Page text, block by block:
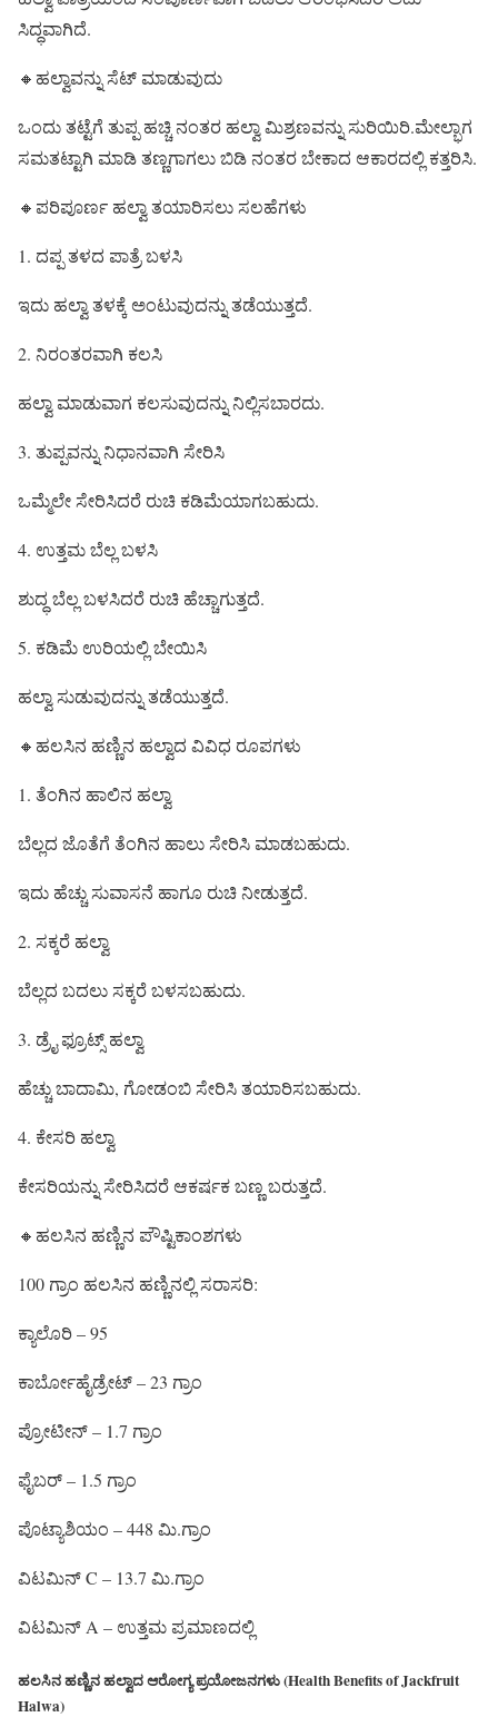
ಸಿದ್ಧವಾಗಿದೆ.
🔸ಹಲ್ವಾವನ್ನು ಸೆಟ್ ಮಾಡುವುದು
ಒಂದು ತಟ್ಟೆಗೆ ತುಪ್ಪ ಹಚ್ಚಿ ನಂತರ ಹಲ್ವಾ ಮಿಶ್ರಣವನ್ನು ಸುರಿಯಿರಿ.ಮೇಲ್ಭಾಗ
ಸಮತಟ್ಟಾಗಿ ಮಾಡಿ ತಣ್ಣಗಾಗಲು ಬಿಡಿ ನಂತರ ಬೇಕಾದ ಆಕಾರದಲ್ಲಿ ಕತ್ತರಿಸಿ.
🔸ಪರಿಪೂರ್ಣ ಹಲ್ವಾ ತಯಾರಿಸಲು ಸಲಹೆಗಳು
1. ದಪ್ಪ ತಳದ ಪಾತ್ರೆ ಬಳಸಿ
ಇದು ಹಲ್ವಾ ತಳಕ್ಕೆ ಅಂಟುವುದನ್ನು ತಡೆಯುತ್ತದೆ.
2. ನಿರಂತರವಾಗಿ ಕಲಸಿ
ಹಲ್ವಾ ಮಾಡುವಾಗ ಕಲಸುವುದನ್ನು ನಿಲ್ಲಿಸಬಾರದು.
3. ತುಪ್ಪವನ್ನು ನಿಧಾನವಾಗಿ ಸೇರಿಸಿ
ಒಮ್ಮೆಲೇ ಸೇರಿಸಿದರೆ ರುಚಿ ಕಡಿಮೆಯಾಗಬಹುದು.
4. ಉತ್ತಮ ಬೆಲ್ಲ ಬಳಸಿ
ಶುದ್ಧ ಬೆಲ್ಲ ಬಳಸಿದರೆ ರುಚಿ ಹೆಚ್ಚಾಗುತ್ತದೆ.
5. ಕಡಿಮೆ ಉರಿಯಲ್ಲಿ ಬೇಯಿಸಿ
ಹಲ್ವಾ ಸುಡುವುದನ್ನು ತಡೆಯುತ್ತದೆ.
🔸ಹಲಸಿನ ಹಣ್ಣಿನ ಹಲ್ವಾದ ವಿವಿಧ ರೂಪಗಳು
1. ತೆಂಗಿನ ಹಾಲಿನ ಹಲ್ವಾ
ಬೆಲ್ಲದ ಜೊತೆಗೆ ತೆಂಗಿನ ಹಾಲು ಸೇರಿಸಿ ಮಾಡಬಹುದು.
ಇದು ಹೆಚ್ಚು ಸುವಾಸನೆ ಹಾಗೂ ರುಚಿ ನೀಡುತ್ತದೆ.
2. ಸಕ್ಕರೆ ಹಲ್ವಾ
ಬೆಲ್ಲದ ಬದಲು ಸಕ್ಕರೆ ಬಳಸಬಹುದು.
3. ಡ್ರೈ ಫ್ರೂಟ್ಸ್ ಹಲ್ವಾ
ಹೆಚ್ಚು ಬಾದಾಮಿ, ಗೋಡಂಬಿ ಸೇರಿಸಿ ತಯಾರಿಸಬಹುದು.
4. ಕೇಸರಿ ಹಲ್ವಾ
ಕೇಸರಿಯನ್ನು ಸೇರಿಸಿದರೆ ಆಕರ್ಷಕ ಬಣ್ಣ ಬರುತ್ತದೆ.
🔸ಹಲಸಿನ ಹಣ್ಣಿನ ಪೌಷ್ಟಿಕಾಂಶಗಳು
100 ಗ್ರಾಂ ಹಲಸಿನ ಹಣ್ಣಿನಲ್ಲಿ ಸರಾಸರಿ:
ಕ್ಯಾಲೊರಿ – 95
ಕಾರ್ಬೋಹೈಡ್ರೇಟ್ – 23 ಗ್ರಾಂ
ಪ್ರೋಟೀನ್ – 1.7 ಗ್ರಾಂ
ಫೈಬರ್ – 1.5 ಗ್ರಾಂ
ಪೊಟ್ಯಾಶಿಯಂ – 448 ಮಿ.ಗ್ರಾಂ
ವಿಟಮಿನ್ C – 13.7 ಮಿ.ಗ್ರಾಂ
ವಿಟಮಿನ್ A – ಉತ್ತಮ ಪ್ರಮಾಣದಲ್ಲಿ
ಹಲಸಿನ ಹಣ್ಣಿನ ಹಲ್ವಾದ ಆರೋಗ್ಯ ಪ್ರಯೋಜನಗಳು (Health Benefits of Jackfruit
Halwa)